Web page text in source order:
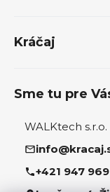
Kráčaj
Sme tu pre
WALKtech s.r.o.
+421 947